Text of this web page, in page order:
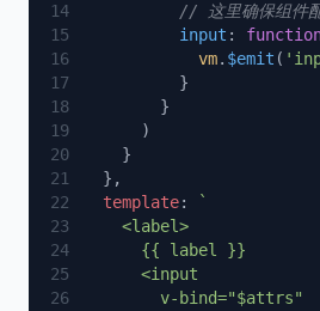
          input
:
            vm
. $emit (
  template
: